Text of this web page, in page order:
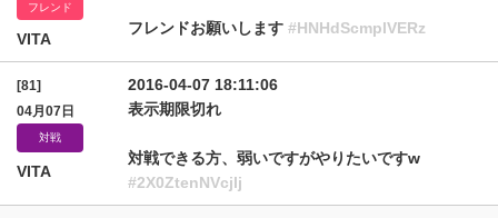
フレンド
VITA
フレンドお願いします #HNHdScmplVERz
[81]
04月07日
対戦
VITA
2016-04-07 18:11:06
表示期限切れ
対戦できる方、弱いですがやりたいですw
#2X0ZtenNVcjlj